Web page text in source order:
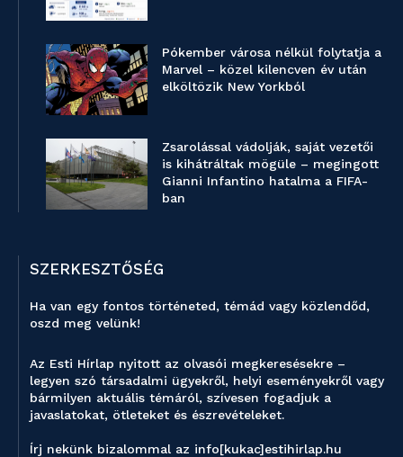
Pókember városa nélkül folytatja a
Marvel – közel kilencven év után
elköltözik New Yorkból
Zsarolással vádolják, saját vezetői
is kihátráltak mögüle – megingott
Gianni Infantino hatalma a FIFA-
ban
SZERKESZTŐSÉG
Ha van egy fontos történeted, témád vagy közlendőd,
oszd meg velünk!
Az Esti Hírlap nyitott az olvasói megkeresésekre –
legyen szó társadalmi ügyekről, helyi eseményekről vagy
bármilyen aktuális témáról, szívesen fogadjuk a
javaslatokat, ötleteket és észrevételeket.
Írj nekünk bizalommal az info[kukac]estihirlap.hu